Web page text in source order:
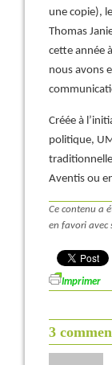
une copie),
Thomas
cette année
nous avons
Créée à
politique,
Aventis ou
Ce contenu a
en favori avec
Imprimer
3